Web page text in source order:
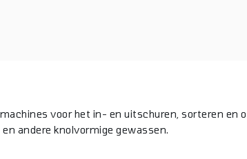
voor het in- en uitschuren, sorteren en
andere knolvormige gewassen.